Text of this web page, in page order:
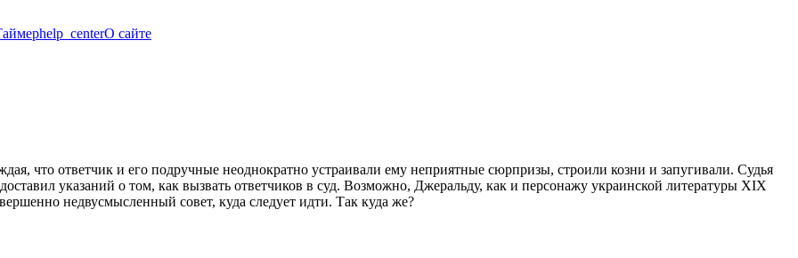
help_centerО сайте
что ответчик и его подручные неоднократно устраивали ему неприятные сюрпризы, строили козни и запугивали. Судья
указаний о том, как вызвать ответчиков в суд. Возможно, Джеральду, как и персонажу украинской литературы XIX
недвусмысленный совет, куда следует идти. Так куда же?